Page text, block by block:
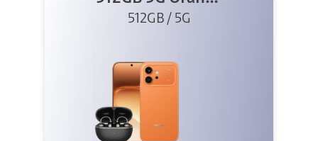
+ Clip 2
512GB / 5G